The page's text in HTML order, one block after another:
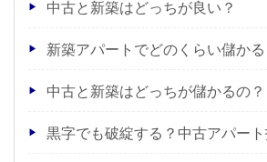
中古と新築はどっちが良い？
新築アパートでどのくらい儲かる
中古と新築はどっちが儲かるの？
黒字でも破綻する？中古アパート